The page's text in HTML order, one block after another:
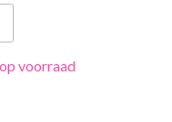
voorraad